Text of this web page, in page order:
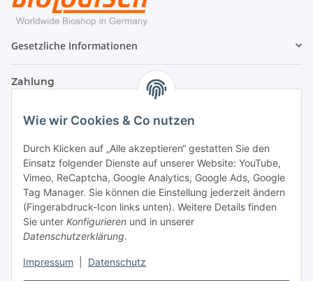
Wie wir Cookies & Co nutzen
Durch Klicken auf „Alle akzeptieren“ gestatten Sie den
Einsatz folgender Dienste auf unserer Website: YouTube,
Vimeo, ReCaptcha, Google Analytics, Google Ads, Google
Tag Manager. Sie können die Einstellung jederzeit ändern
(Fingerabdruck-Icon links unten). Weitere Details finden
Sie unter Konfigurieren und in unserer
Datenschutzerklärung.
Impressum Datenschutz
Gesetzliche Informationen
Zahlung
Versand